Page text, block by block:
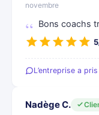
novembre
Bons coachs
L’entreprise a
Nadège C.